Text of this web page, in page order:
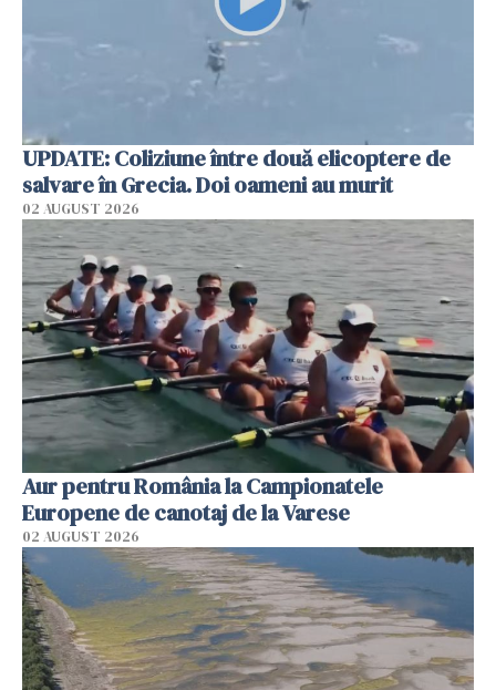
UPDATE: Coliziune între două elicoptere de
salvare în Grecia. Doi oameni au murit
02 AUGUST 2026
Aur pentru România la Campionatele
Europene de canotaj de la Varese
02 AUGUST 2026